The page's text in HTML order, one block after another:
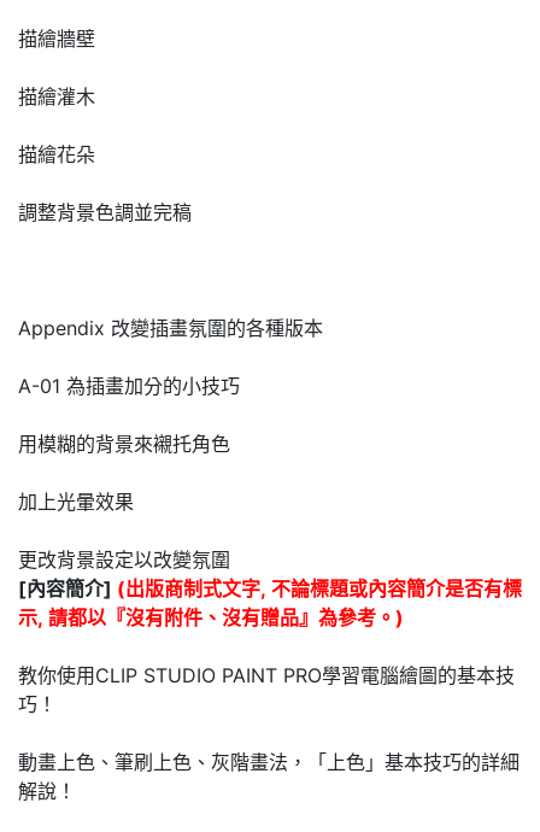
描繪牆壁
描繪灌木
描繪花朵
調整背景色調並完稿
Appendix 改變插畫氛圍的各種版本
A-01 為插畫加分的小技巧
用模糊的背景來襯托角色
加上光暈效果
更改背景設定以改變氛圍
[內容簡介] (出版商制式文字, 不論標題或內容簡介是否有標
示, 請都以『沒有附件、沒有贈品』為參考。)
教你使用CLIP STUDIO PAINT PRO學習電腦繪圖的基本技
巧！
動畫上色、筆刷上色、灰階畫法，「上色」基本技巧的詳細
解說！